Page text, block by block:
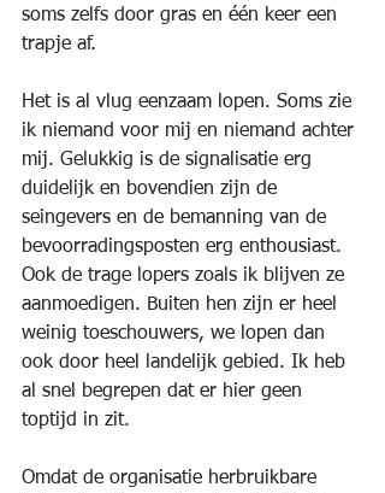
soms zelfs door gras en één keer een
trapje af.
Het is al vlug eenzaam lopen. Soms zie
ik niemand voor mij en niemand achter
mij. Gelukkig is de signalisatie erg
duidelijk en bovendien zijn de
seingevers en de bemanning van de
bevoorradingsposten erg enthousiast.
Ook de trage lopers zoals ik blijven ze
aanmoedigen. Buiten hen zijn er heel
weinig toeschouwers, we lopen dan
ook door heel landelijk gebied. Ik heb
al snel begrepen dat er hier geen
toptijd in zit.
Omdat de organisatie herbruikbare